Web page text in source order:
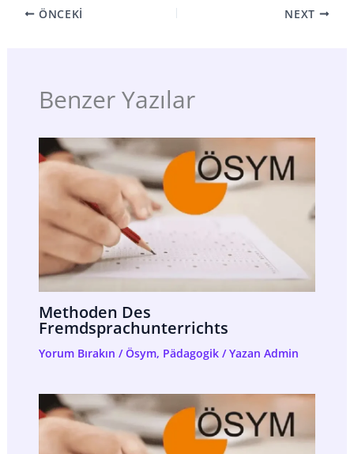
ÖNCEKI NEXT
Benzer Yazılar
Methoden Des
Fremdsprachunterrichts
Yorum Bırakın /Ösym, Pädagogik/ Yazan Admin